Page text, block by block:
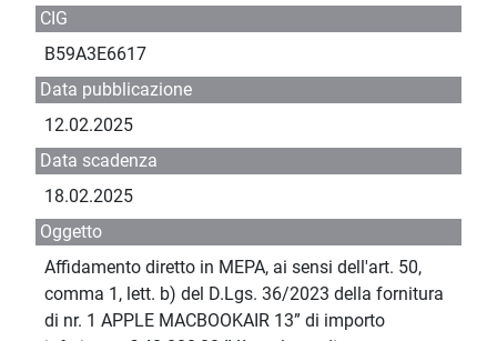
CIG
B59A3E6617
Data pubblicazione
12.02.2025
Data scadenza
18.02.2025
Oggetto
Affidamento diretto in MEPA, ai sensi dell'art. 50,
comma 1, lett. b) del D.Lgs. 36/2023 della fornitura
di nr. 1 APPLE MACBOOKAIR 13” di importo